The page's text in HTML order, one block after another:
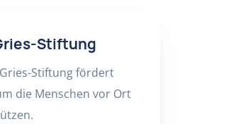
Stiftung
Stiftung fördert
die Menschen vor Ort